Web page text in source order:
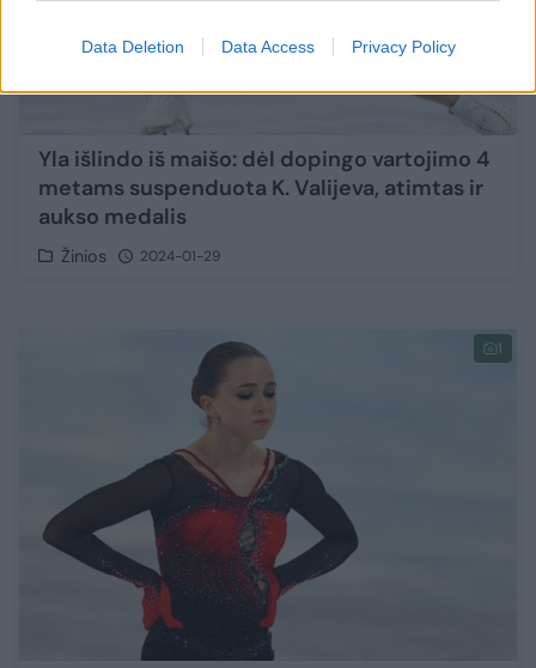
Data Deletion Data Access Privacy Policy
Yla išlindo iš maišo: dėl dopingo vartojimo 4
metams suspenduota K. Valijeva, atimtas ir
aukso medalis
Žinios 2024-01-29
1